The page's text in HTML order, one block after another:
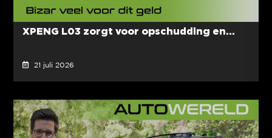
XPENG L03 zorgt voor opschudding en...
21 juli 2026